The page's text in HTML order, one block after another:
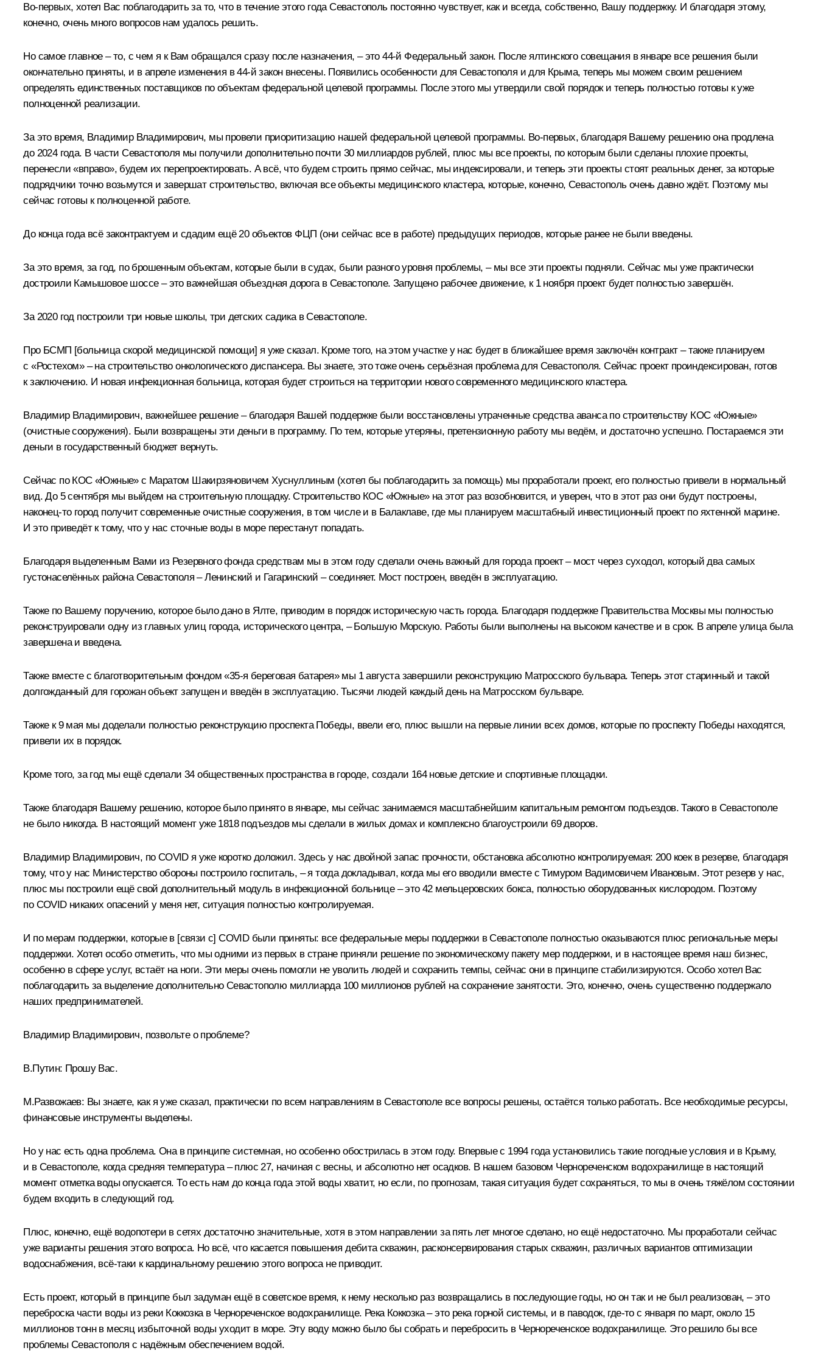
Во-первых, хотел Вас поблагодарить за то, что в течение этого года Севастополь постоянно чувствует, как и всегда, собственно, Вашу поддержку. И благодаря этому,
конечно, очень много вопросов нам удалось решить.
Но самое главное – то, с чем я к Вам обращался сразу после назначения, – это 44-й Федеральный закон. После ялтинского совещания в январе все решения были
окончательно приняты, и в апреле изменения в 44-й закон внесены. Появились особенности для Севастополя и для Крыма, теперь мы можем своим решением
определять единственных поставщиков по объектам федеральной целевой программы. После этого мы утвердили свой порядок и теперь полностью готовы к уже
полноценной реализации.
За это время, Владимир Владимирович, мы провели приоритизацию нашей федеральной целевой программы. Во-первых, благодаря Вашему решению она продлена
до 2024 года. В части Севастополя мы получили дополнительно почти 30 миллиардов рублей, плюс мы все проекты, по которым были сделаны плохие проекты,
перенесли «вправо», будем их перепроектировать. А всё, что будем строить прямо сейчас, мы индексировали, и теперь эти проекты стоят реальных денег, за которые
подрядчики точно возьмутся и завершат строительство, включая все объекты медицинского кластера, которые, конечно, Севастополь очень давно ждёт. Поэтому мы
сейчас готовы к полноценной работе.
До конца года всё законтрактуем и сдадим ещё 20 объектов ФЦП (они сейчас все в работе) предыдущих периодов, которые ранее не были введены.
За это время, за год, по брошенным объектам, которые были в судах, были разного уровня проблемы, – мы все эти проекты подняли. Сейчас мы уже практически
достроили Камышовое шоссе – это важнейшая объездная дорога в Севастополе. Запущено рабочее движение, к 1 ноября проект будет полностью завершён.
За 2020 год построили три новые школы, три детских садика в Севастополе.
Про БСМП [больница скорой медицинской помощи] я уже сказал. Кроме того, на этом участке у нас будет в ближайшее время заключён контракт – также планируем
с «Ростехом» – на строительство онкологического диспансера. Вы знаете, это тоже очень серьёзная проблема для Севастополя. Сейчас проект проиндексирован, готов
к заключению. И новая инфекционная больница, которая будет строиться на территории нового современного медицинского кластера.
Владимир Владимирович, важнейшее решение – благодаря Вашей поддержке были восстановлены утраченные средства аванса по строительству КОС «Южные»
(очистные сооружения). Были возвращены эти деньги в программу. По тем, которые утеряны, претензионную работу мы ведём, и достаточно успешно. Постараемся эти
деньги в государственный бюджет вернуть.
Сейчас по КОС «Южные» с Маратом Шакирзяновичем Хуснуллиным (хотел бы поблагодарить за помощь) мы проработали проект, его полностью привели в нормальный
вид. До 5 сентября мы выйдем на строительную площадку. Строительство КОС «Южные» на этот раз возобновится, и уверен, что в этот раз они будут построены,
наконец-то город получит современные очистные сооружения, в том числе и в Балаклаве, где мы планируем масштабный инвестиционный проект по яхтенной марине.
И это приведёт к тому, что у нас сточные воды в море перестанут попадать.
Благодаря выделенным Вами из Резервного фонда средствам мы в этом году сделали очень важный для города проект – мост через суходол, который два самых
густонаселённых района Севастополя – Ленинский и Гагаринский – соединяет. Мост построен, введён в эксплуатацию.
Также по Вашему поручению, которое было дано в Ялте, приводим в порядок историческую часть города. Благодаря поддержке Правительства Москвы мы полностью
реконструировали одну из главных улиц города, исторического центра, – Большую Морскую. Работы были выполнены на высоком качестве и в срок. В апреле улица была
завершена и введена.
Также вместе с благотворительным фондом «35-я береговая батарея» мы 1 августа завершили реконструкцию Матросского бульвара. Теперь этот старинный и такой
долгожданный для горожан объект запущен и введён в эксплуатацию. Тысячи людей каждый день на Матросском бульваре.
Также к 9 мая мы доделали полностью реконструкцию проспекта Победы, ввели его, плюс вышли на первые линии всех домов, которые по проспекту Победы находятся,
привели их в порядок.
Кроме того, за год мы ещё сделали 34 общественных пространства в городе, создали 164 новые детские и спортивные площадки.
Также благодаря Вашему решению, которое было принято в январе, мы сейчас занимаемся масштабнейшим капитальным ремонтом подъездов. Такого в Севастополе
не было никогда. В настоящий момент уже 1818 подъездов мы сделали в жилых домах и комплексно благоустроили 69 дворов.
Владимир Владимирович, по COVID я уже коротко доложил. Здесь у нас двойной запас прочности, обстановка абсолютно контролируемая: 200 коек в резерве, благодаря
тому, что у нас Министерство обороны построило госпиталь, – я тогда докладывал, когда мы его вводили вместе с Тимуром Вадимовичем Ивановым. Этот резерв у нас,
плюс мы построили ещё свой дополнительный модуль в инфекционной больнице – это 42 мельцеровских бокса, полностью оборудованных кислородом. Поэтому
по COVID никаких опасений у меня нет, ситуация полностью контролируемая.
И по мерам поддержки, которые в [связи с] COVID были приняты: все федеральные меры поддержки в Севастополе полностью оказываются плюс региональные меры
поддержки. Хотел особо отметить, что мы одними из первых в стране приняли решение по экономическому пакету мер поддержки, и в настоящее время наш бизнес,
особенно в сфере услуг, встаёт на ноги. Эти меры очень помогли не уволить людей и сохранить темпы, сейчас они в принципе стабилизируются. Особо хотел Вас
поблагодарить за выделение дополнительно Севастополю миллиарда 100 миллионов рублей на сохранение занятости. Это, конечно, очень существенно поддержало
наших предпринимателей.
Владимир Владимирович, позвольте о проблеме?
В.Путин: Прошу Вас.
М.Развожаев: Вы знаете, как я уже сказал, практически по всем направлениям в Севастополе все вопросы решены, остаётся только работать. Все необходимые ресурсы,
финансовые инструменты выделены.
Но у нас есть одна проблема. Она в принципе системная, но особенно обострилась в этом году. Впервые с 1994 года установились такие погодные условия и в Крыму,
и в Севастополе, когда средняя температура – плюс 27, начиная с весны, и абсолютно нет осадков. В нашем базовом Чернореченском водохранилище в настоящий
момент отметка воды опускается. То есть нам до конца года этой воды хватит, но если, по прогнозам, такая ситуация будет сохраняться, то мы в очень тяжёлом состоянии
будем входить в следующий год.
Плюс, конечно, ещё водопотери в сетях достаточно значительные, хотя в этом направлении за пять лет многое сделано, но ещё недостаточно. Мы проработали сейчас
уже варианты решения этого вопроса. Но всё, что касается повышения дебита скважин, расконсервирования старых скважин, различных вариантов оптимизации
водоснабжения, всё-таки к кардинальному решению этого вопроса не приводит.
Есть проект, который в принципе был задуман ещё в советское время, к нему несколько раз возвращались в последующие годы, но он так и не был реализован, – это
переброска части воды из реки Коккозка в Чернореченское водохранилище. Река Коккозка – это река горной системы, и в паводок, где-то с января по март, около 15
миллионов тонн в месяц избыточной воды уходит в море. Эту воду можно было бы собрать и перебросить в Чернореченское водохранилище. Это решило бы все
проблемы Севастополя с надёжным обеспечением водой.